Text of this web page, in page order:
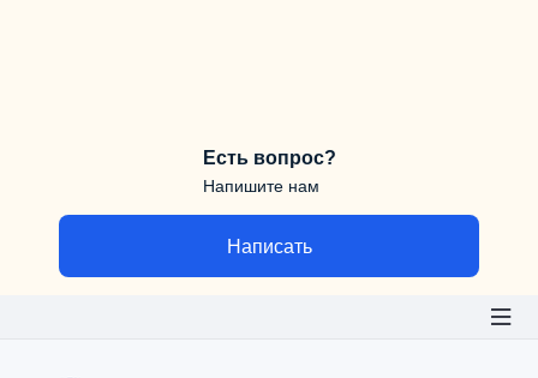
Есть вопрос?
Напишите нам
Написать